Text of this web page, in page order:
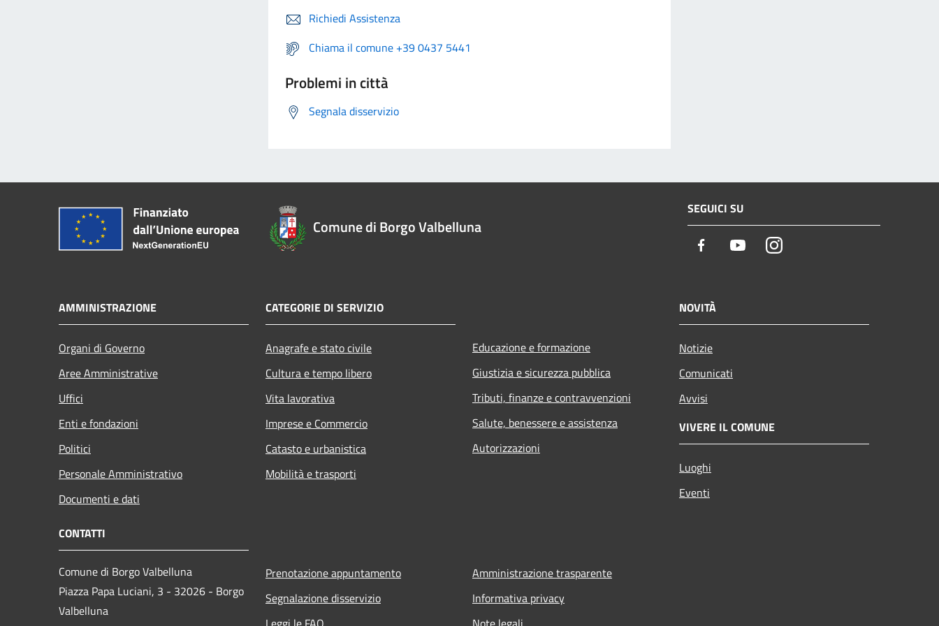
Richiedi Assistenza
Chiama il comune +39 0437 5441
Problemi in città
Segnala disservizio
Comune di Borgo Valbelluna
SEGUICI SU
Facebook YoutubeInstagram
AMMINISTRAZIONE
Organi di Governo
Aree Amministrative
Uffici
Enti e fondazioni
Politici
Personale Amministrativo
Documenti e dati
CATEGORIE DI SERVIZIO
Anagrafe e stato civile
Cultura e tempo libero
Vita lavorativa
Imprese e Commercio
Catasto e urbanistica
Mobilità e trasporti
Educazione e formazione
Giustizia e sicurezza pubblica
Tributi, finanze e contravvenzioni
Salute, benessere e assistenza
Autorizzazioni
NOVITÀ
Notizie
Comunicati
Avvisi
VIVERE IL COMUNE
Luoghi
Eventi
CONTATTI
Comune di Borgo Valbelluna
Piazza Papa Luciani, 3 - 32026 - Borgo
Valbelluna
Prenotazione appuntamento
Segnalazione disservizio
Amministrazione trasparente
Informativa privacy